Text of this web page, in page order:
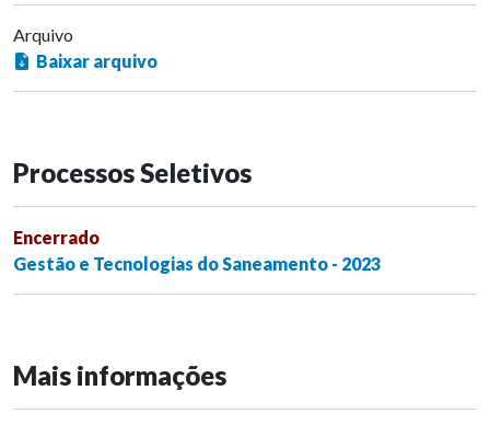
Arquivo
Baixar arquivo
Processos Seletivos
Encerrado
Gestão e Tecnologias do Saneamento - 2023
Mais informações